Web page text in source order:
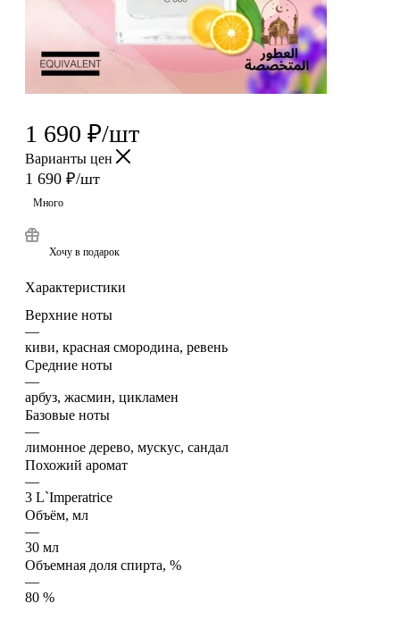
1 690 ₽/шт
Варианты цен
1 690 ₽/шт
Много
Хочу в подарок
Характеристики
Верхние ноты
—
киви, красная смородина, ревень
Средние ноты
—
арбуз, жасмин, цикламен
Базовые ноты
—
лимонное дерево, мускус, сандал
Похожий аромат
—
3 L`Imperatrice
Объём, мл
—
30 мл
Объемная доля спирта, %
—
80 %